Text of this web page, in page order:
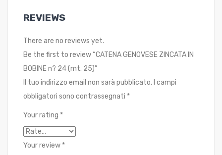
REVIEWS
There are no reviews yet.
Be the first to review “CATENA GENOVESE ZINCATA IN
BOBINE n? 24 (mt. 25)”
Il tuo indirizzo email non sarà pubblicato. I campi
obbligatori sono contrassegnati *
Your rating *
Your review *